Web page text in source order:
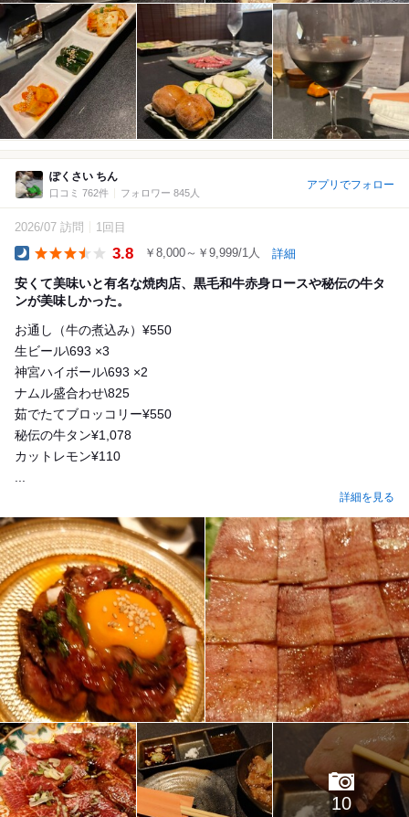
ぽくさい ちん
口コミ 762件 フォロワー 845人
アプリでフォロー
2026/07 訪問 1回目
3.8 ￥8,000～￥9,999/1人 詳細
安くて美味いと有名な焼肉店、黒毛和牛赤身ロースや秘伝の牛タ
ンが美味しかった。
お通し（牛の煮込み）¥550
生ビール\693 ×3
神宮ハイボール\693 ×2
ナムル盛合わせ\825
茹でたてブロッコリー¥550
秘伝の牛タン¥1,078
カットレモン¥110
...
詳細を見る
10